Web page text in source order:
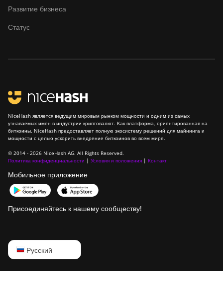
Развитие бизнеса
Статус
NiceHash является ведущим мировым рынком мощности и одним из самых
узнаваемых имен в индустрии криптовалют. Как платформа, ориентированная на
биткоины, NiceHash предоставляет полную экосистему решений для майнинга и
мощности с целью ускорить внедрение биткоинов во всем мире.
© 2014 - 2026 NiceHash AG. All Rights Reserved.
Политика конфиденциальности | Условия и положения | Контакт
Мобильное приложение
Присоединяйтесь к нашему сообществу!
Русский
English